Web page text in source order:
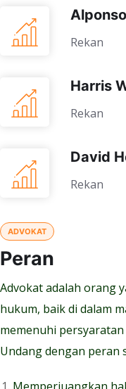
Rekan
Harris
Rekan
David
Rekan
ADVOKAT
Peran
Advokat adalah orang
hukum, baik di dalam
memenuhi
Undang dengan peran